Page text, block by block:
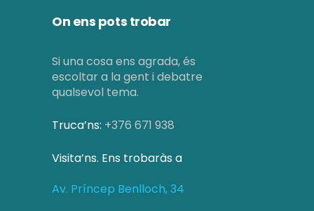
On ens pots trobar
Si una cosa ens agrada, és
escoltar a la gent i debatre
qualsevol tema.
Truca’ns: +376 671 938
Visita’ns. Ens trobaràs a
Av. Príncep Benlloch, 34